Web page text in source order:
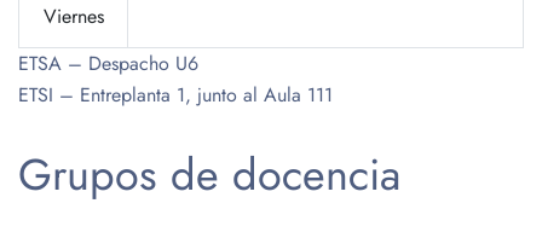
Viernes
ETSA – Despacho U6
ETSI – Entreplanta 1, junto al Aula 111
Grupos de docencia